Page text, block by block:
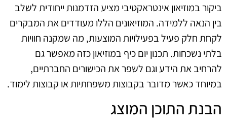
ביקור במוזיאון אינטראקטיבי מציע הזדמנות ייחודית לשלב
בין הנאה ללמידה. המוזיאונים הללו מעודדים את המבקרים
לקחת חלק פעיל בפעילויות המוצעות, מה שמקנה חוויות
בלתי נשכחות. תכנון יום כיף במוזיאון כזה מאפשר גם
להרחיב את הידע וגם לשפר את הכישורים החברתיים,
במיוחד כאשר מדובר בקבוצות משפחתיות או קבוצות לימוד.
הבנת התוכן המוצג